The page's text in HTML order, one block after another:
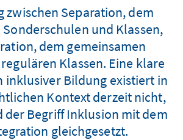
zwischen Separation, dem
und Klassen,
dem gemeinsamen
Klassen. Eine klare
inklusiver Bildung existiert in
Kontext derzeit nicht,
Begriff Inklusion mit dem
gleichgesetzt.